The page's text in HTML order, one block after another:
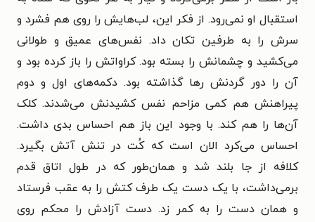
استقبال او نمی‌رود. از فکر این، لب‌هایش را روی هم فشرد و
سرش را به طرفین تکان داد. نفس‌های عمیق و طولانی
می‌کشید و چشمانش را بسته بود. کراواتش را باز کرده بود و
آن را دور گردنش رها گذاشته بود. دکمه‌های اول و دوم
پیراهنش هم کمی مزاحم نفس کشیدنش می‌شدند. کلک
آن‌ها را هم کند. با وجود این باز هم احساس بدی داشت.
احساس می‌کرد الان است که کُت در تنش آتش بگیرد.
کلافه از جا بلند شد و همان‌طور که در طول اتاق قدم
برمی‌داشت، با یک دست یک طرف کتش را به عقب فرستاد
و همان دست را به کمر زد. دست آزادش را محکم روی